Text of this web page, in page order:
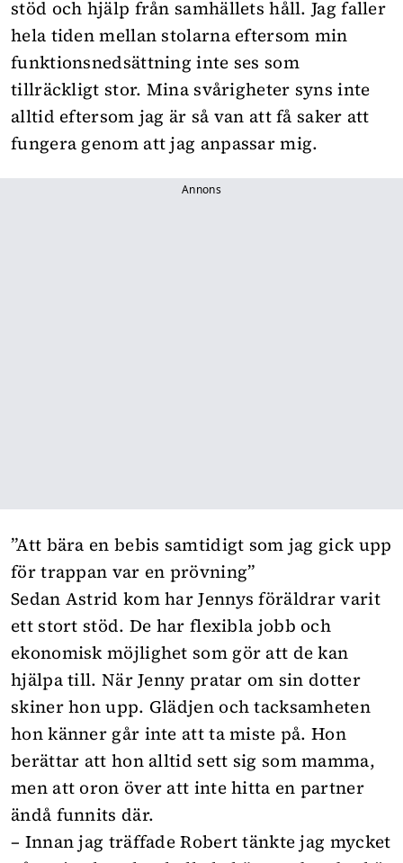
stöd och hjälp från samhällets håll. Jag faller
hela tiden mellan stolarna eftersom min
funktionsnedsättning inte ses som
tillräckligt stor. Mina svårigheter syns inte
alltid eftersom jag är så van att få saker att
fungera genom att jag anpassar mig.
Annons
”Att bära en bebis samtidigt som jag gick upp
för trappan var en prövning”
Sedan Astrid kom har Jennys föräldrar varit
ett stort stöd. De har flexibla jobb och
ekonomisk möjlighet som gör att de kan
hjälpa till. När Jenny pratar om sin dotter
skiner hon upp. Glädjen och tacksamheten
hon känner går inte att ta miste på. Hon
berättar att hon alltid sett sig som mamma,
men att oron över att inte hitta en partner
ändå funnits där.
– Innan jag träffade Robert tänkte jag mycket